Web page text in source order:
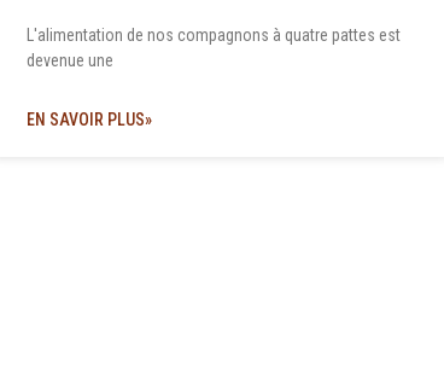
L'alimentation de nos compagnons à quatre pattes est
devenue une
EN SAVOIR PLUS»